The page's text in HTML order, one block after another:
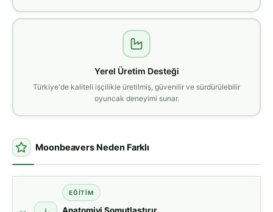
Yerel Üretim Desteği
Türkiye'de kaliteli işçilikle üretilmiş, güvenilir ve sürdürülebilir
oyuncak deneyimi sunar.
Moonbeavers Neden Farklı
EĞİTİM
Anatomiyi Somutlaştırır